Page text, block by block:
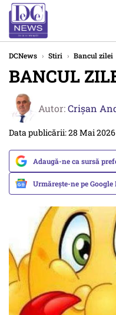
DCNews › Stiri › Bancul zilei
BANCUL
Autor:Crişan
Data publicării: 28 Mai 2026
Adaugă-ne ca sursă
Urmărește-ne pe Google